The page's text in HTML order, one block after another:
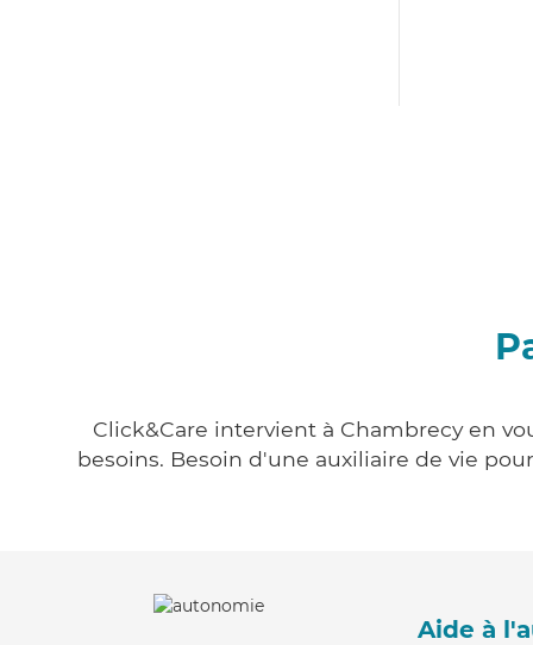
Click&Care intervient à Chambrecy en
besoins. Besoin d'une auxiliaire de vie
Aide à